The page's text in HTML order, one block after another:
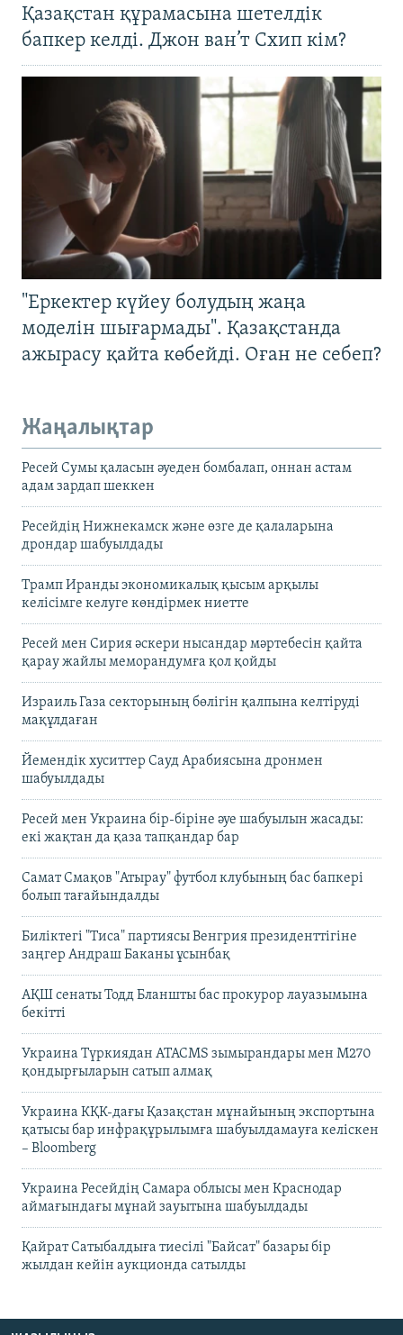
Қазақстан құрамасына шетелдік
бапкер келді. Джон ван’т Схип кім?
"Еркектер күйеу болудың жаңа
моделін шығармады". Қазақстанда
ажырасу қайта көбейді. Оған не себеп?
Жаңалықтар
Ресей Сумы қаласын әуеден бомбалап, оннан астам
адам зардап шеккен
Ресейдің Нижнекамск және өзге де қалаларына
дрондар шабуылдады
Трамп Иранды экономикалық қысым арқылы
келісімге келуге көндірмек ниетте
Ресей мен Сирия әскери нысандар мәртебесін қайта
қарау жайлы меморандумға қол қойды
Израиль Газа секторының бөлігін қалпына келтіруді
мақұлдаған
Йемендік хуситтер Сауд Арабиясына дронмен
шабуылдады
Ресей мен Украина бір-біріне әуе шабуылын жасады:
екі жақтан да қаза тапқандар бар
Самат Смақов "Атырау" футбол клубының бас бапкері
болып тағайындалды
Биліктегі "Тиса" партиясы Венгрия президенттігіне
заңгер Андраш Баканы ұсынбақ
АҚШ сенаты Тодд Бланшты бас прокурор лауазымына
бекітті
Украина Түркиядан ATACMS зымырандары мен M270
қондырғыларын сатып алмақ
Украина КҚК-дағы Қазақстан мұнайының экспортына
қатысы бар инфрақұрылымға шабуылдамауға келіскен
– Bloomberg
Украина Ресейдің Самара облысы мен Краснодар
аймағындағы мұнай зауытына шабуылдады
Қайрат Сатыбалдыға тиесілі "Байсат" базары бір
жылдан кейін аукционда сатылды